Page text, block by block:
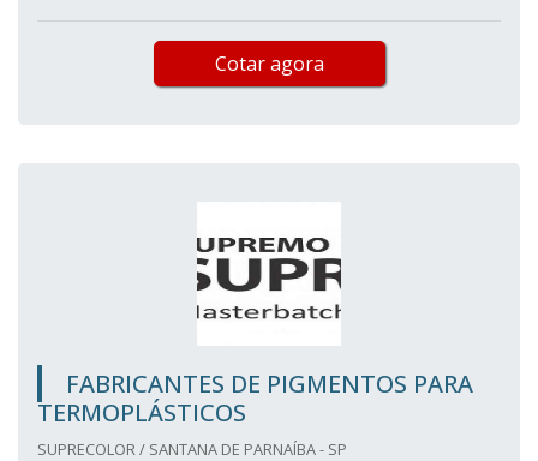
Cotar agora
FABRICANTES DE PIGMENTOS PARA
TERMOPLÁSTICOS
SUPRECOLOR / SANTANA DE PARNAÍBA - SP